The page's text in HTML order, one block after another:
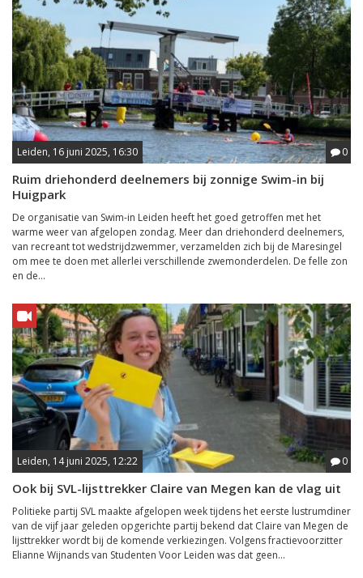
Leiden, 16 juni 2025, 16:30 0
Ruim driehonderd deelnemers bij zonnige Swim-in bij
Huigpark
De organisatie van Swim-in Leiden heeft het goed getroffen met het
warme weer van afgelopen zondag. Meer dan driehonderd deelnemers,
van recreant tot wedstrijdzwemmer, verzamelden zich bij de Maresingel
om mee te doen met allerlei verschillende zwemonderdelen. De felle zon
en de...
Leiden, 14 juni 2025, 12:22 0
Ook bij SVL-lijsttrekker Claire van Megen kan de vlag uit
Politieke partij SVL maakte afgelopen week tijdens het eerste lustrumdiner
van de vijf jaar geleden opgerichte partij bekend dat Claire van Megen de
lijsttrekker wordt bij de komende verkiezingen. Volgens fractievoorzitter
Elianne Wijnands van Studenten Voor Leiden was dat geen...